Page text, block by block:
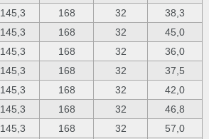
145,3 168 32
38,3
145,3 168 32
45,0
145,3 168 32
36,0
145,3 168 32
37,5
145,3 168 32
42,0
145,3 168 32
46,8
145,3 168 32
57,0